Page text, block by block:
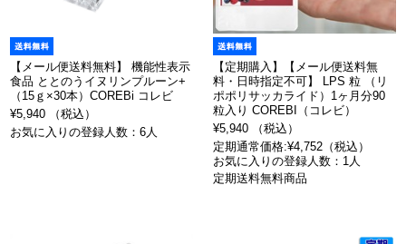
【メール便送料無料】 機能性表示
食品 ととのうイヌリンプルーン+
（15ｇ×30本）COREBi コレビ
¥5,940 （税込）
お気に入りの登録人数：6人
【定期購入】【メール便送料無
料・日時指定不可】 LPS 粒 （リ
ポポリサッカライド）1ヶ月分90
粒入り COREBI（コレビ）
¥5,940 （税込）
定期通常価格:¥4,752（税込）
お気に入りの登録人数：1人
定期送料無料商品